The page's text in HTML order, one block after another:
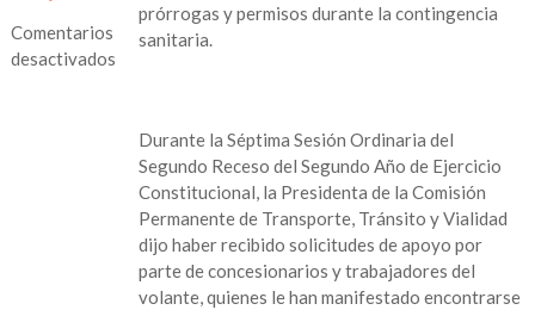
Comentarios
desactivados
prórrogas y permisos durante la contingencia
sanitaria.
Durante la Séptima Sesión Ordinaria del
Segundo Receso del Segundo Año de Ejercicio
Constitucional, la Presidenta de la Comisión
Permanente de Transporte, Tránsito y Vialidad
dijo haber recibido solicitudes de apoyo por
parte de concesionarios y trabajadores del
volante, quienes le han manifestado encontrarse